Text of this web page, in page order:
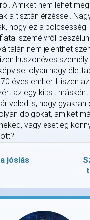
Amiket nem lehet
a tisztán érzéssel.
hogy ez a bölcsesség.
személyről
nem jelenthet
huszonéves
olyan nagy
éves ember. Hiszen
az egy kicsit másként
veled is, hogy gyakran
dolgokat, amiket
vagy esetleg
jóslás